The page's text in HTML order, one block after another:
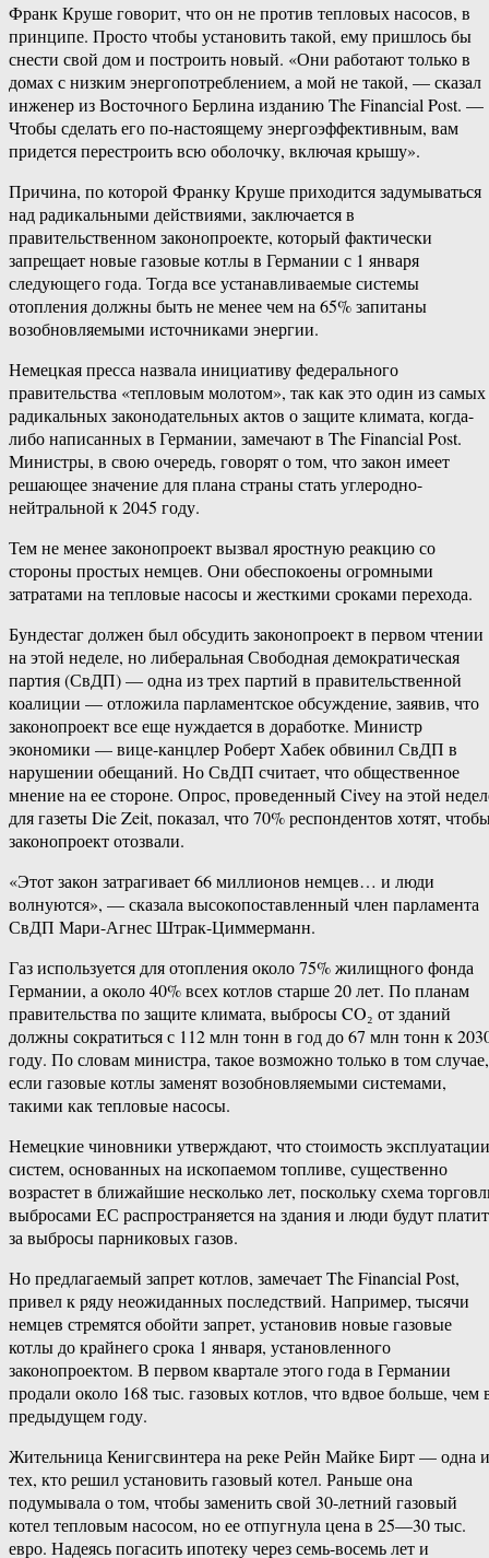
Франк Круше говорит, что он не против тепловых насосов, в
принципе. Просто чтобы установить такой, ему пришлось бы
снести свой дом и построить новый. «Они работают только в
домах с низким энергопотреблением, а мой не такой, — сказал
инженер из Восточного Берлина изданию The Financial Post. —
Чтобы сделать его по-настоящему энергоэффективным, вам
придется перестроить всю оболочку, включая крышу».
Причина, по которой Франку Круше приходится задумываться
над радикальными действиями, заключается в
правительственном законопроекте, который фактически
запрещает новые газовые котлы в Германии с 1 января
следующего года. Тогда все устанавливаемые системы
отопления должны быть не менее чем на 65% запитаны
возобновляемыми источниками энергии.
Немецкая пресса назвала инициативу федерального
правительства «тепловым молотом», так как это один из самых
радикальных законодательных актов о защите климата, когда-
либо написанных в Германии, замечают в The Financial Post.
Министры, в свою очередь, говорят о том, что закон имеет
решающее значение для плана страны стать углеродно-
нейтральной к 2045 году.
Тем не менее законопроект вызвал яростную реакцию со
стороны простых немцев. Они обеспокоены огромными
затратами на тепловые насосы и жесткими сроками перехода.
Бундестаг должен был обсудить законопроект в первом чтении
на этой неделе, но либеральная Свободная демократическая
партия (СвДП) — одна из трех партий в правительственной
коалиции — отложила парламентское обсуждение, заявив, что
законопроект все еще нуждается в доработке. Министр
экономики — вице-канцлер Роберт Хабек обвинил СвДП в
нарушении обещаний. Но СвДП считает, что общественное
мнение на ее стороне. Опрос, проведенный Civey на этой
для газеты Die Zeit, показал, что 70% респондентов хотят,
законопроект отозвали.
«Этот закон затрагивает 66 миллионов немцев… и люди
волнуются», — сказала высокопоставленный член парламента
СвДП Мари-Агнес Штрак-Циммерманн.
Газ используется для отопления около 75% жилищного фонда
Германии, а около 40% всех котлов старше 20 лет. По планам
правительства по защите климата, выбросы CO₂ от зданий
должны сократиться с 112 млн тонн в год до 67 млн тонн к
году. По словам министра, такое возможно только в том случае,
если газовые котлы заменят возобновляемыми системами,
такими как тепловые насосы.
Немецкие чиновники утверждают, что стоимость эксплуатации
систем, основанных на ископаемом топливе, существенно
возрастет в ближайшие несколько лет, поскольку схема
выбросами ЕС распространяется на здания и люди будут
за выбросы парниковых газов.
Но предлагаемый запрет котлов, замечает The Financial Post,
привел к ряду неожиданных последствий. Например, тысячи
немцев стремятся обойти запрет, установив новые газовые
котлы до крайнего срока 1 января, установленного
законопроектом. В первом квартале этого года в Германии
продали около 168 тыс. газовых котлов, что вдвое больше, чем
предыдущем году.
Жительница Кенигсвинтера на реке Рейн Майке Бирт — одна
тех, кто решил установить газовый котел. Раньше она
подумывала о том, чтобы заменить свой 30-летний газовый
котел тепловым насосом, но ее отпугнула цена в 25—30 тыс.
евро. Надеясь погасить ипотеку через семь-восемь лет и